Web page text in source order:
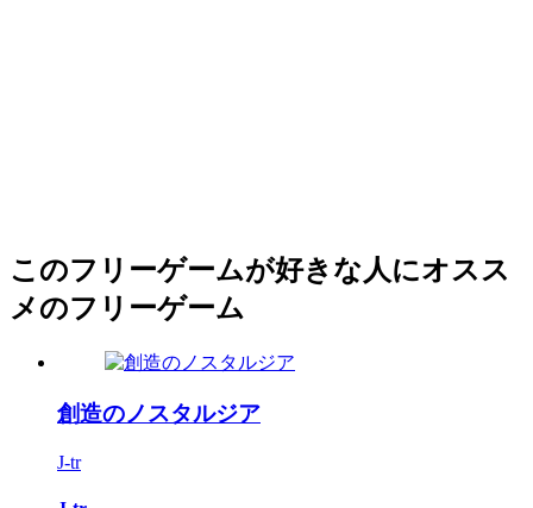
このフリーゲームが好きな人にオスス
メのフリーゲーム
創造のノスタルジア
J-tr